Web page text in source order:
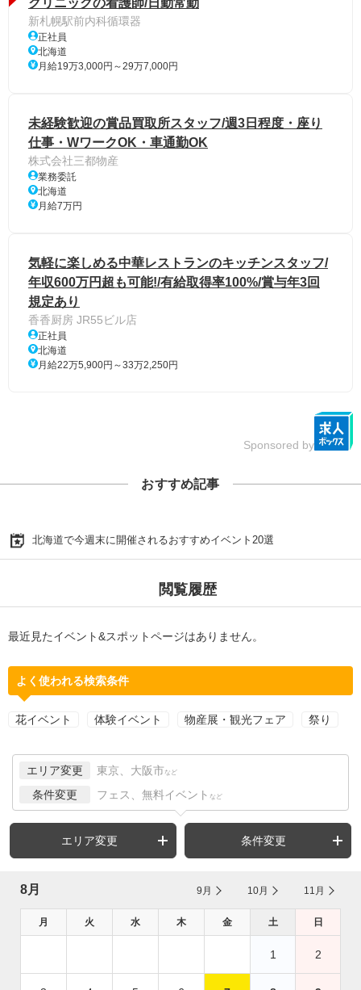
新札幌駅前内科循環器
正社員
北海道
月給19万3,000円～29万7,000円
未経験歓迎の賞品買取所スタッフ/週3日程度・座り
仕事・WワークOK・車通勤OK
株式会社三都物産
業務委託
北海道
月給7万円
気軽に楽しめる中華レストランのキッチンスタッフ/
年収600万円超も可能!/有給取得率100%/賞与年3回
規定あり
香香厨房 JR55ビル店
正社員
北海道
月給22万5,900円～33万2,250円
Sponsored by
おすすめ記事
北海道で今週末に開催されるおすすめイベント20選
閲覧履歴
最近見たイベント&スポットページはありません。
よく使われる検索条件
花イベント 体験イベント 物産展・観光フェア 祭り
エリア変更 東京、大阪市 など
条件変更 フェス、無料イベント など
エリア変更 条件変更
8月 9月 10月 11月
月 火 水 木 金 土 日
1 2